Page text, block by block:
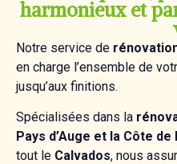
harmonieux et
Notre service de
en charge l’ensemble de
jusqu’aux finitions.
Spécialisées dans la
Pays d’Auge et la Côte de
tout le Calvados, nous